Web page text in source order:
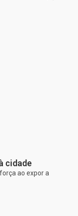
cidade
ao expor a